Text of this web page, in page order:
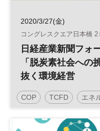
2020/3/27(金)
コングレスクエア日本橋
日経産業新聞フォ
「脱炭素社会への
抜く環境経営
～変える企業意識
方～
COP TCFD エネ
RE100 参加無料